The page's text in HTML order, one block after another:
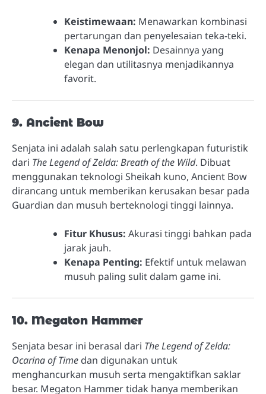
Keistimewaan: Menawarkan kombinasi
pertarungan dan penyelesaian teka-teki.
Kenapa Menonjol: Desainnya yang
elegan dan utilitasnya menjadikannya
favorit.
9. Ancient Bow
Senjata ini adalah salah satu perlengkapan futuristik
dari The Legend of Zelda: Breath of the Wild. Dibuat
menggunakan teknologi Sheikah kuno, Ancient Bow
dirancang untuk memberikan kerusakan besar pada
Guardian dan musuh berteknologi tinggi lainnya.
Fitur Khusus: Akurasi tinggi bahkan pada
jarak jauh.
Kenapa Penting: Efektif untuk melawan
musuh paling sulit dalam game ini.
10. Megaton Hammer
Senjata besar ini berasal dari The Legend of Zelda:
Ocarina of Time dan digunakan untuk
menghancurkan musuh serta mengaktifkan saklar
besar. Megaton Hammer tidak hanya memberikan